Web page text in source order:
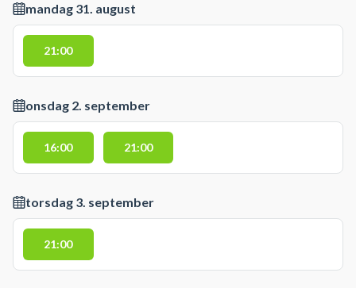
mandag 31. august
21:00
onsdag 2. september
16:00 21:00
torsdag 3. september
21:00